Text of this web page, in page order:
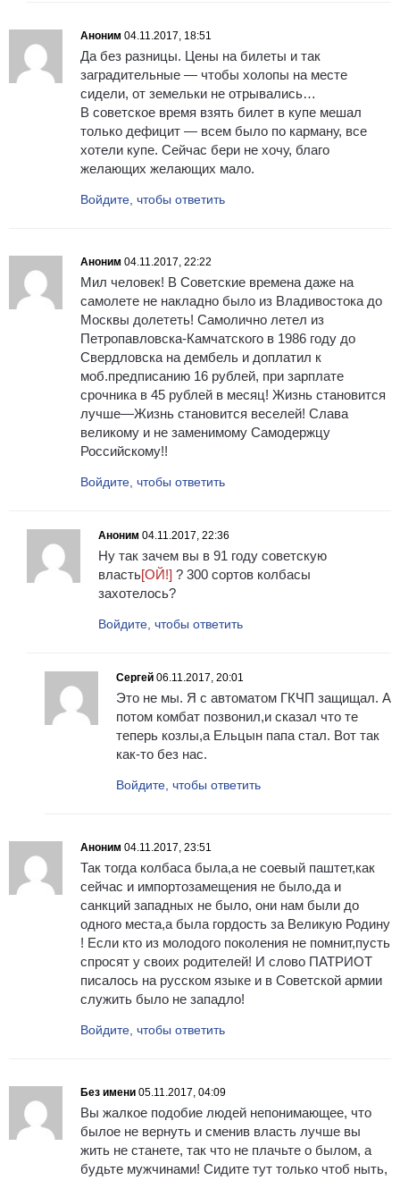
Аноним 04.11.2017, 18:51
Да без разницы. Цены на билеты и так
заградительные — чтобы холопы на месте
сидели, от земельки не отрывались…
В советское время взять билет в купе мешал
только дефицит — всем было по карману, все
хотели купе. Сейчас бери не хочу, благо
желающих желающих мало.
Войдите, чтобы ответить
Аноним 04.11.2017, 22:22
Мил человек! В Советские времена даже на
самолете не накладно было из Владивостока до
Москвы долететь! Самолично летел из
Петропавловска-Камчатского в 1986 году до
Свердловска на дембель и доплатил к
моб.предписанию 16 рублей, при зарплате
срочника в 45 рублей в месяц! Жизнь становится
лучше—Жизнь становится веселей! Слава
великому и не заменимому Самодержцу
Российскому!!
Войдите, чтобы ответить
Аноним 04.11.2017, 22:36
Ну так зачем вы в 91 году советскую
власть[ОЙ!] ? 300 сортов колбасы
захотелось?
Войдите, чтобы ответить
Сергей 06.11.2017, 20:01
Это не мы. Я с автоматом ГКЧП защищал. А
потом комбат позвонил,и сказал что те
теперь козлы,а Ельцын папа стал. Вот так
как-то без нас.
Войдите, чтобы ответить
Аноним 04.11.2017, 23:51
Так тогда колбаса была,а не соевый паштет,как
сейчас и импортозамещения не было,да и
санкций западных не было, они нам были до
одного места,а была гордость за Великую Родину
! Если кто из молодого поколения не помнит,пусть
спросят у своих родителей! И слово ПАТРИОТ
писалось на русском языке и в Советской армии
служить было не западло!
Войдите, чтобы ответить
Без имени 05.11.2017, 04:09
Вы жалкое подобие людей непонимающее, что
былое не вернуть и сменив власть лучше вы
жить не станете, так что не плачьте о былом, а
будьте мужчинами! Сидите тут только чтоб ныть,